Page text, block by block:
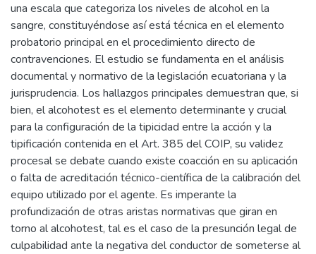
una escala que categoriza los niveles de alcohol en la
sangre, constituyéndose así está técnica en el elemento
probatorio principal en el procedimiento directo de
contravenciones. El estudio se fundamenta en el análisis
documental y normativo de la legislación ecuatoriana y la
jurisprudencia. Los hallazgos principales demuestran que, si
bien, el alcohotest es el elemento determinante y crucial
para la configuración de la tipicidad entre la acción y la
tipificación contenida en el Art. 385 del COIP, su validez
procesal se debate cuando existe coacción en su aplicación
o falta de acreditación técnico-científica de la calibración del
equipo utilizado por el agente. Es imperante la
profundización de otras aristas normativas que giran en
torno al alcohotest, tal es el caso de la presunción legal de
culpabilidad ante la negativa del conductor de someterse al